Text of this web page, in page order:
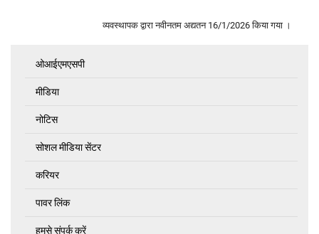
व्यवस्थापक द्वारा नवीनतम अद्यतन 16/1/2026किया गया ।
Links
ओआईएमएसपी
मीडिया
नोटिस
सोशल मीडिया सेंटर
करियर
पावर लिंक
हमसे संपर्क करें